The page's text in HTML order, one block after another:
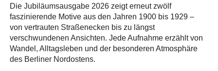
Die Jubiläumsausgabe 2026 zeigt erneut zwölf
faszinierende Motive aus den Jahren 1900 bis 1929 –
von vertrauten Straßenecken bis zu längst
verschwundenen Ansichten. Jede Aufnahme erzählt von
Wandel, Alltagsleben und der besonderen Atmosphäre
des Berliner Nordostens.